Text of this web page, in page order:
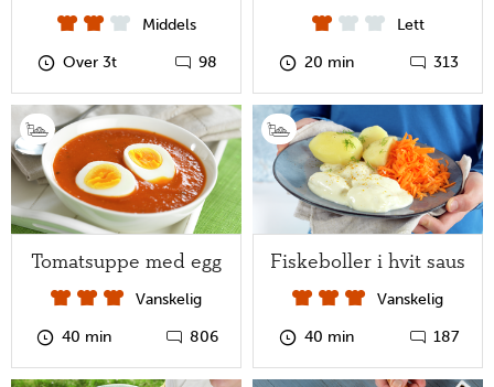
Middels
Over 3t
98
Lett
20 min
313
Tomatsuppe med egg
Vanskelig
40 min
806
Fiskeboller i hvit saus
Vanskelig
40 min
187